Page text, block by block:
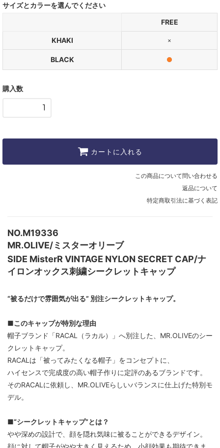
サイズとカラーを選んでください
FREE
KHAKI ×
BLACK
購入数
カートに入れる
この商品について問い合わせる
返品について
特定商取引法に基づく表記
NO.M19336
MR.OLIVE/ミスターオリーブ
SIDE MisterR VINTAGE NYLON SECRET CAP/ナ
イロンオックス刺繍シークレットキャップ
“被るだけで雰囲気が出る” 別注シークレットキャップ。
■このキャップが特別な理由
帽子ブランド「RACAL（ラカル）」へ別注した、MR.OLIVEのシー
クレットキャップ。
RACALは「被ってみたくなる帽子」をコンセプトに、
ハイセンスで完成度の高い帽子作りに定評のあるブランドです。
そのRACALに依頼し、MR.OLIVEらしいバランスに仕上げた特別モ
デル。
■“シークレットキャップ”とは？
やや深めの設計で、顔を隠れ気味に被ることができるデザイン。
顔に対して帽子がやや大きく見えるため、小顔効果も期待できま